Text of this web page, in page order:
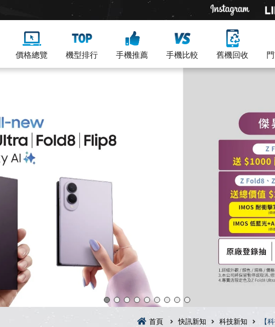
價格總覽 機型排行 手機推薦 手機比較 舊機回收
首頁 快訊新知 科技新知 【